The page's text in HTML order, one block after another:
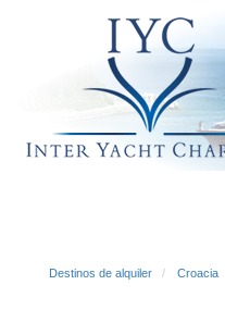
Destinos de alquiler Croacia